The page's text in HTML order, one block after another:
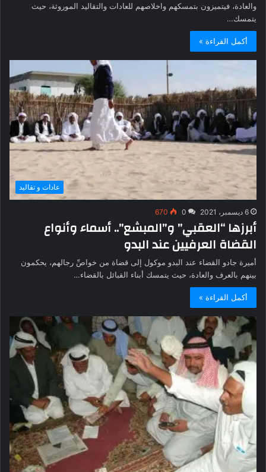
والعادة، فيتميزون بتمسكهم واخلاصهم للعادات والتقاليد الموروثة، حيث
يتمسك…
أكمل القراءة »
عادات و تقاليد
6 ديسمبر، 2021 0
670
أبرزها “العقبي” و”المبشع”.. أسماء وأنواع
القضاة العرفيين عند البدو
أميرة جادو القضاء عند البدو موكول إلى قضاة من خواصِّ رجالهم، يحكمون
بينهم بالعرف والعادة، حيث يتمسك أبناء القبائل بالقضاء…
أكمل القراءة »